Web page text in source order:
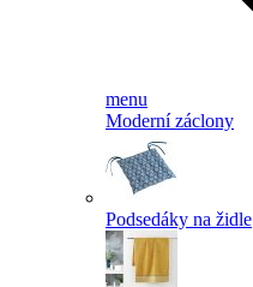
menu
Moderní záclony
Podsedáky na židle